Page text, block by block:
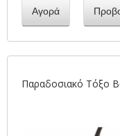
Αγορά
Παραδοσιακό Τόξο